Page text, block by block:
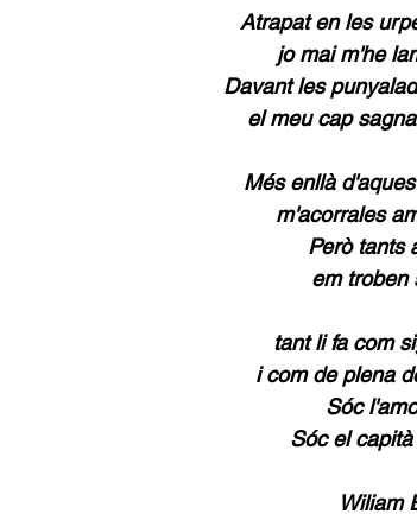
Atrapat en les
jo mai m'he
Davant les
el meu cap
Més enllà
m'acorrales
Però tants
em troben
tant li fa com
i com de plena
Sóc
Sóc el
Wiliam